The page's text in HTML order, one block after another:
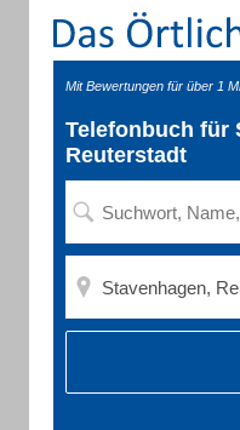
Mit Bewertungen für über 1
Telefonbuch für
Reuterstadt